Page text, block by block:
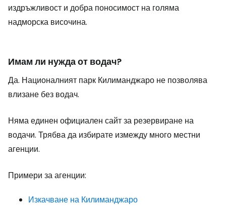
издръжливост и добра поносимост на голяма
надморска височина.
Имам ли нужда от водач?
Да. Националният парк Килиманджаро не позволява
влизане без водач.
Няма единен официален сайт за резервиране на
водачи. Трябва да избирате измежду много местни
агенции.
Примери за агенции:
Изкачване на Килиманджаро